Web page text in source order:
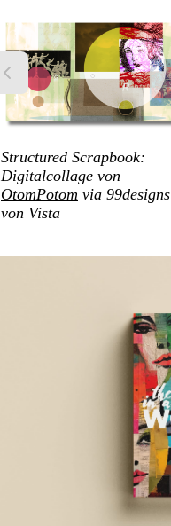
Structured Scrapbook:
Digitalcollage von
OtomPotom via 99designs
von Vista